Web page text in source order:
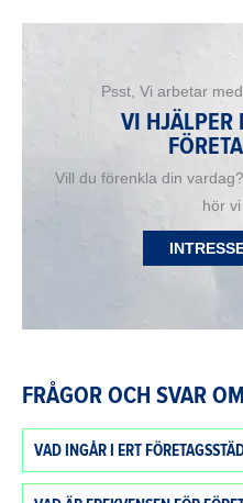
Psst, Vi arbetar
VI HJÄLPER
Vill du förenkla din
hör
FRÅGOR OCH SVAR
VAD INGÅR I ERT